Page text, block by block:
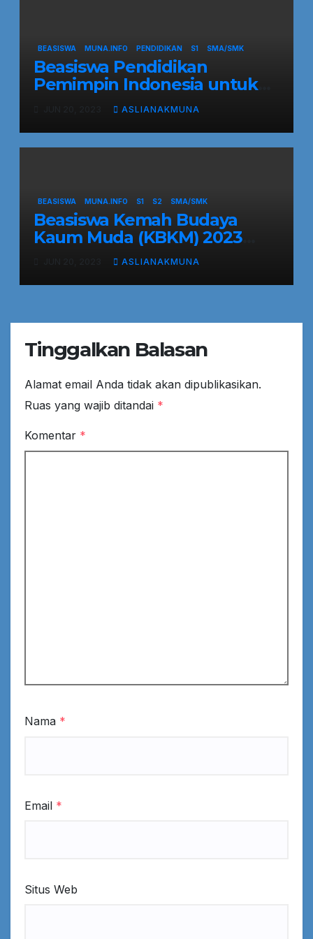
BEASISWA MUNA.INFO PENDIDIKAN S1 SMA/SMK
Beasiswa Pendidikan
Pemimpin Indonesia untuk
Pelajar dan Mahasiswa
ASLIANAKMUNA
BEASISWA MUNA.INFO S1 S2 SMA/SMK
Beasiswa Kemah Budaya
Kaum Muda (KBKM) 2023
untuk Mahasiswa dan Umum
ASLIANAKMUNA
Tinggalkan Balasan
Alamat email Anda tidak akan dipublikasikan.
Ruas yang wajib ditandai *
Komentar *
Nama *
Email *
Situs Web